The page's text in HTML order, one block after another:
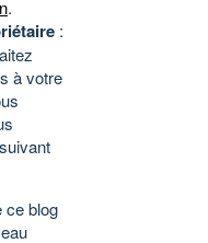
.
:
à votre
ce blog